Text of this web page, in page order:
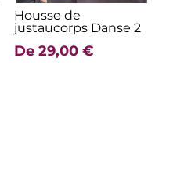
Housse de
justaucorps Danse 2
De29,00€